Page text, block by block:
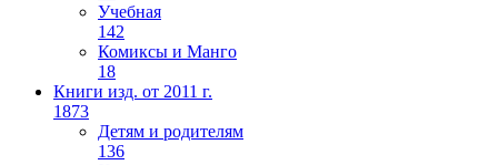
Учебная
142
Комиксы и Манго
18
Книги изд. от 2011 г.
1873
Детям и родителям
136